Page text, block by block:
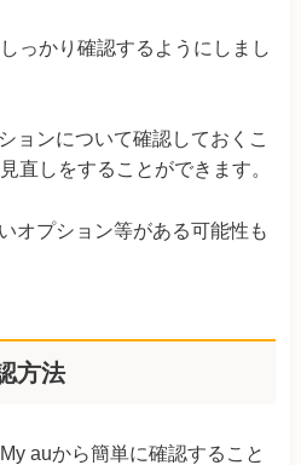
っかり確認するようにしまし
ョンについて確認しておくこ
直しをすることができます。
オプション等がある可能性も
方法
auから簡単に確認すること